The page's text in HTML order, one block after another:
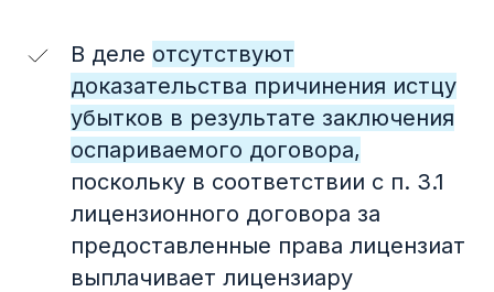
В деле отсутствуют
доказательства причинения истцу
убытков в результате заключения
оспариваемого договора,
поскольку в соответствии с п. 3.1
лицензионного договора за
предоставленные права лицензиат
выплачивает лицензиару
Афиша
конференция по
интеллектуальной
собственности IPPeople
05